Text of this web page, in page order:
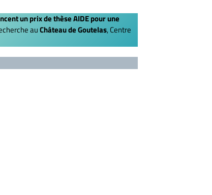
un prix de thèse AIDE pour une
auChâteau de Goutelas, Centre